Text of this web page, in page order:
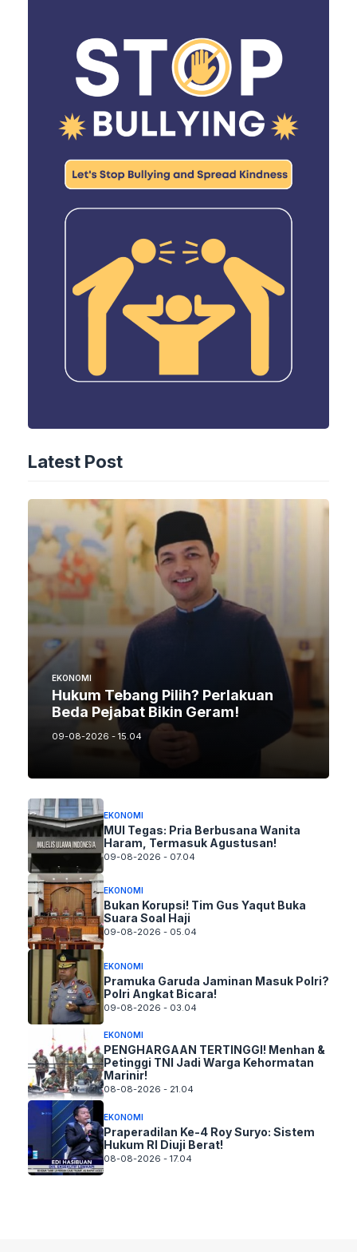
Latest Post
EKONOMI
Hukum Tebang Pilih? Perlakuan
Beda Pejabat Bikin Geram!
09-08-2026 - 15.04
EKONOMI
MUI Tegas: Pria Berbusana Wanita
Haram, Termasuk Agustusan!
09-08-2026 - 07.04
EKONOMI
Bukan Korupsi! Tim Gus Yaqut Buka
Suara Soal Haji
09-08-2026 - 05.04
EKONOMI
Pramuka Garuda Jaminan Masuk Polri?
Polri Angkat Bicara!
09-08-2026 - 03.04
EKONOMI
PENGHARGAAN TERTINGGI! Menhan &
Petinggi TNI Jadi Warga Kehormatan
Marinir!
08-08-2026 - 21.04
EKONOMI
Praperadilan Ke-4 Roy Suryo: Sistem
Hukum RI Diuji Berat!
08-08-2026 - 17.04